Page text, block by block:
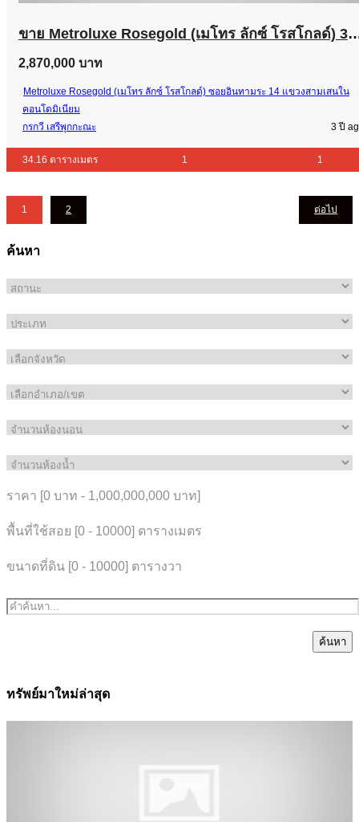
ขาย Metroluxe Rosegold (เมโทร ลักซ์ โ
2,870,000 บาท
Metroluxe Rosegold (เมโทร ลักซ์ โรสโกลด์) ซอยอินทามระ 14 แขวงสามเสนใน
คอนโดมิเนียม
กรกวี เสรีพุกกะณะ
3 ปี
34.16 ตารางเมตร 1 1
1 2 ต่อไป
ค้นหา
ราคา [ 0 บาท - 1,000,000,000 บาท
พื้นที่ใช้สอย [ 0 - 10000 ] ตารางเมตร
ขนาดที่ดิน [ 0 - 10000 ] ตารางวา
ค้นหา
ทรัพย์มาใหม่ล่าสุด